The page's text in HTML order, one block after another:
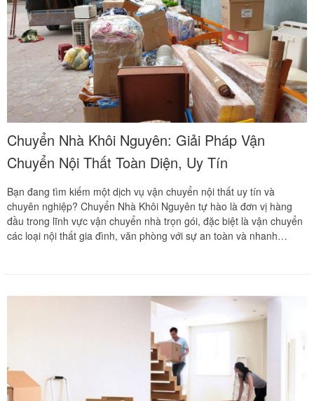
Chuyển Nhà Khôi Nguyên: Giải Pháp Vận
Chuyển Nội Thất Toàn Diện, Uy Tín
Bạn đang tìm kiếm một dịch vụ vận chuyển nội thất uy tín và
chuyên nghiệp? Chuyển Nhà Khôi Nguyên tự hào là đơn vị hàng
đầu trong lĩnh vực vận chuyển nhà trọn gói, đặc biệt là vận chuyển
các loại nội thất gia đình, văn phòng với sự an toàn và nhanh